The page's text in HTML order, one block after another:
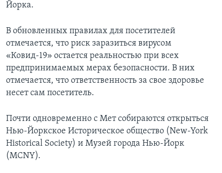
Йорка.
В обновленных правилах для посетителей
отмечается, что риск заразиться вирусом
«Ковид-19» остается реальностью при всех
предпринимаемых мерах безопасности. В них
отмечается, что ответственность за свое здоровье
несет сам посетитель.
Почти одновременно с Мет собираются открыться
Нью-Йоркское Историческое общество (New-York
Historical Society) и Музей города Нью-Йорк
(MCNY).